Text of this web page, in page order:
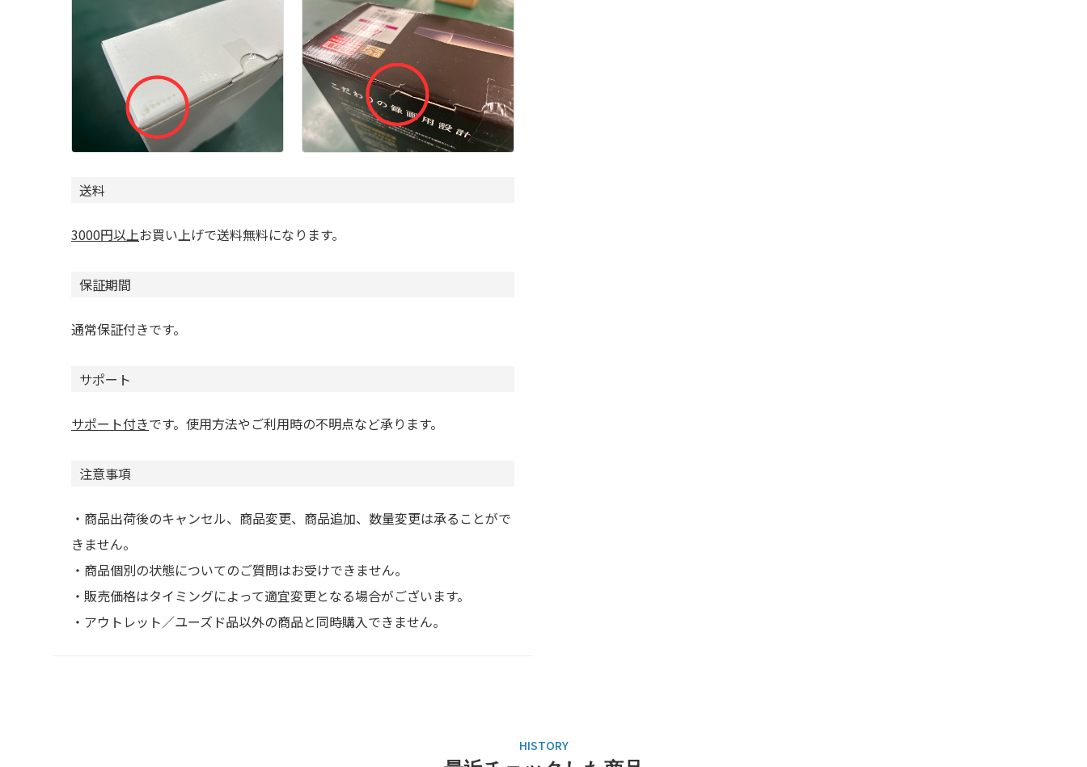
送料
3000円以上お買い上げで送料無料になります。
保証期間
通常保証付きです。
サポート
サポート付きです。使用方法やご利用時の不明点など承ります。
注意事項
・商品出荷後のキャンセル、商品変更、商品追加、数量変更は承ることがで
きません。
・商品個別の状態についてのご質問はお受けできません。
・販売価格はタイミングによって適宜変更となる場合がございます。
・アウトレット／ユーズド品以外の商品と同時購入できません。